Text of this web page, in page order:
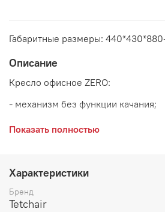
Габаритные размеры:
Описание
Кресло офисное ZERO:
- механизм без функции качания;
- полиуретановые ролики
Основание:
Показать полностью
Характеристики
Бренд
Tetchair